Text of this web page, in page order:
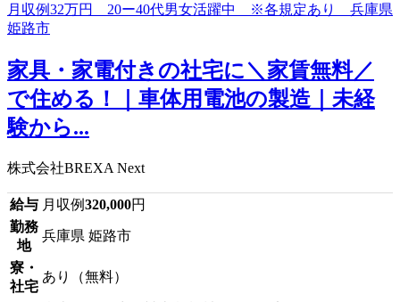
家具・家電付きの社宅に＼家賃無料／
で住める！｜車体用電池の製造｜未経
験から...
株式会社BREXA Next
給与 月収例320,000円
勤務
地
兵庫県 姫路市
寮・
社宅
あり（無料）